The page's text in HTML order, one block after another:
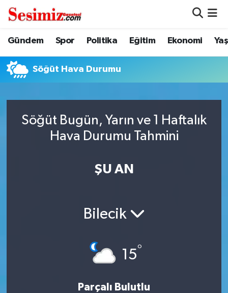
Gündem Spor Politika Eğitim Ekonomi
Söğüt Hava Durumu
Söğüt Bugün, Yarın ve 1 Haftalık
Hava Durumu Tahmini
ŞU AN
Bilecik
15°
Parçalı Bulutlu
Dünya
Eğitim
Genel
Gündem
Nöbetçi Eczaneler
Hava Durumu
Trafik Durumu
Süper Lig Puan Durumu ve Fikstür